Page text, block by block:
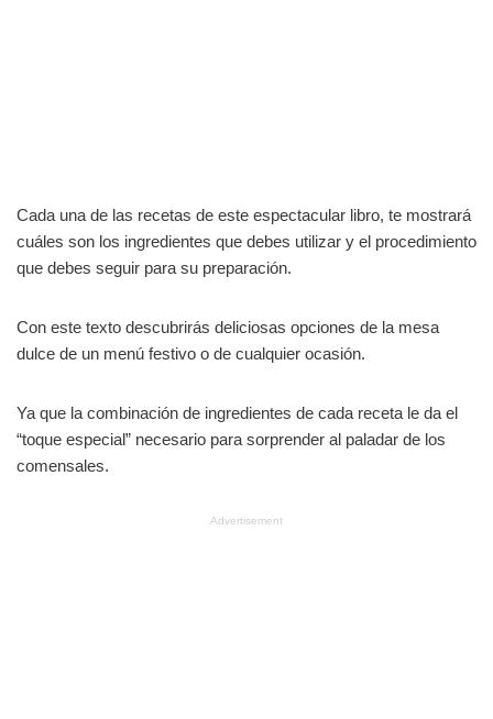
Cada una de las recetas de este espectacular libro, te mostrará
cuáles son los ingredientes que debes utilizar y el procedimiento
que debes seguir para su preparación.
Con este texto descubrirás deliciosas opciones de la mesa
dulce de un menú festivo o de cualquier ocasión.
Ya que la combinación de ingredientes de cada receta le da el
“toque especial” necesario para sorprender al paladar de los
comensales.
Advertisement